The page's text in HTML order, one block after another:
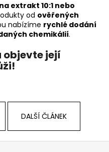
extrakt 10:1 nebo
od ověřených
nabízíme rychlé dodání
chemikálií.
objevte její
DALŠÍ ČLÁNEK